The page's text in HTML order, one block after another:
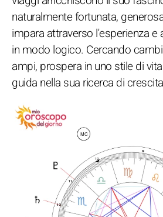
naturalmente fortunata,
impara attraverso l'esperienza
in modo logico. Cercando
ampi, prospera in uno stile di
guida nella sua ricerca di